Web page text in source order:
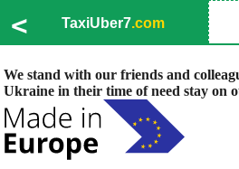
< TaxiUber7.com
We stand with our friends and
Ukraine in their time of need stay on